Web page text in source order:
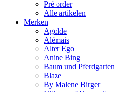
Pré order
Alle artikelen
Merken
Agolde
Alémais
Alter Ego
Anine Bing
Baum und Pferdgarten
Blaze
By Malene Birger